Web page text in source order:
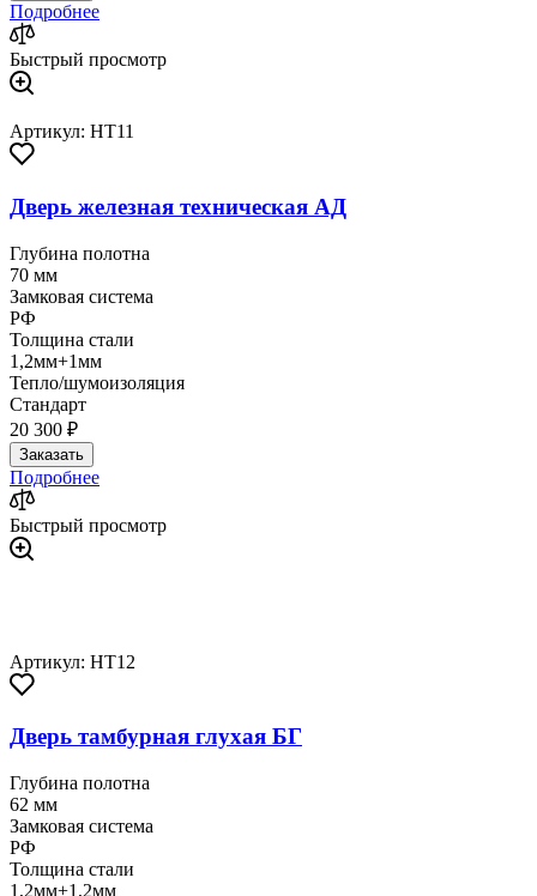
Подробнее
Быстрый просмотр
Артикул: HT11
Дверь железная техническая АД
Глубина полотна
70 мм
Замковая система
РФ
Толщина стали
1,2мм+1мм
Тепло/шумоизоляция
Стандарт
20 300 ₽
Заказать
Подробнее
Быстрый просмотр
Артикул: HT12
Дверь тамбурная глухая БГ
Глубина полотна
62 мм
Замковая система
РФ
Толщина стали
1,2мм+1,2мм